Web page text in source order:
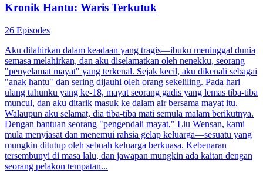
Kronik Hantu: Waris Terkutuk
26 Episodes
Aku dilahirkan dalam keadaan yang tragis—ibuku meninggal dunia
semasa melahirkan, dan aku diselamatkan oleh nenekku, seorang
"penyelamat mayat" yang terkenal. Sejak kecil, aku dikenali sebagai
"anak hantu" dan sering dijauhi oleh orang sekeliling. Pada hari
ulang tahunku yang ke-18, mayat seorang gadis yang lemas tiba-tiba
muncul, dan aku ditarik masuk ke dalam air bersama mayat itu.
Walaupun aku selamat, dia tiba-tiba mati semula malam berikutnya.
Dengan bantuan seorang "pengendali mayat," Liu Wensan, kami
mula menyiasat dan menemui rahsia gelap keluarga—sesuatu yang
mungkin ditutup oleh sebuah keluarga berkuasa. Kebenaran
tersembunyi di masa lalu, dan jawapan mungkin ada kaitan dengan
seorang pelakon tempatan...